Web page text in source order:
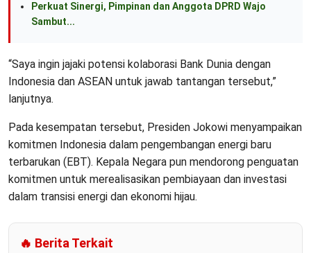
Perkuat Sinergi, Pimpinan dan Anggota DPRD Wajo
Sambut...
“Saya ingin jajaki potensi kolaborasi Bank Dunia dengan
Indonesia dan ASEAN untuk jawab tantangan tersebut,”
lanjutnya.
Pada kesempatan tersebut, Presiden Jokowi menyampaikan
komitmen Indonesia dalam pengembangan energi baru
terbarukan (EBT). Kepala Negara pun mendorong penguatan
komitmen untuk merealisasikan pembiayaan dan investasi
dalam transisi energi dan ekonomi hijau.
🔥 Berita Terkait